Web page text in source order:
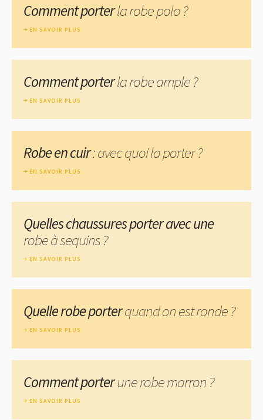
Comment porterla robe polo ?
EN SAVOIR PLUS
Comment porterla robe ample ?
EN SAVOIR PLUS
Robe en cuir: avec quoi la porter ?
EN SAVOIR PLUS
Quelles chaussures porter avec une
robe à sequins ?
EN SAVOIR PLUS
Quelle robe porterquand on est ronde ?
EN SAVOIR PLUS
Comment porterune robe marron ?
EN SAVOIR PLUS